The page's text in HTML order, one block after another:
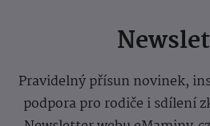
Pravidelný přísun novinek,
podpora pro rodiče i sdílení